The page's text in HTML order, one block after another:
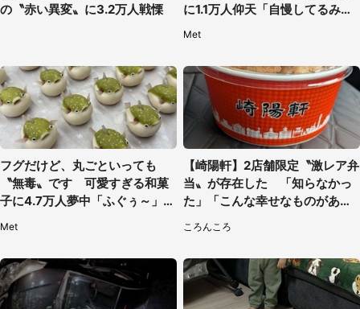
の〝赤い異変〟に3.2万人戦慄
に1.1万人仰天「自慢してるみた
Met
フグだけど、丸ごといっても
〝無毒〟です 可愛すぎる和菓
子に4.7万人夢中「ふぐぅ～」
Met
【崎陽軒】2店舗限定〝激レア弁
当〟が存在した 「知らなかっ
た」「こんな幸せなものがあっ
ころんころ